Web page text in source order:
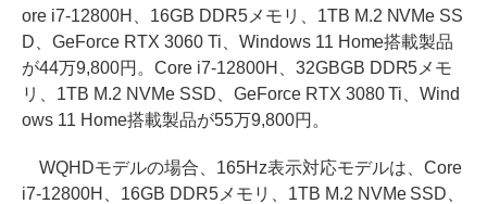
ore i7-12800H、16GB DDR5メモリ、1TB M.2 NVMe SS
D、GeForce RTX 3060 Ti、Windows 11 Home搭載製品
が44万9,800円。Core i7-12800H、32GBGB DDR5メモ
リ、1TB M.2 NVMe SSD、GeForce RTX 3080 Ti、Wind
ows 11 Home搭載製品が55万9,800円。
WQHDモデルの場合、165Hz表示対応モデルは、Core
i7-12800H、16GB DDR5メモリ、1TB M.2 NVMe SSD、